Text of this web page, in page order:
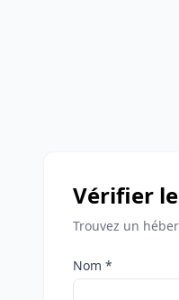
Vérifier
Trouvez un
Nom *